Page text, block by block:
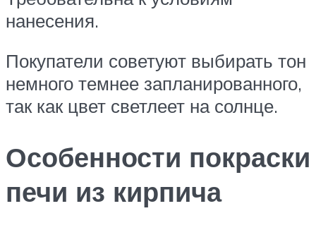
нанесения.
Покупатели советуют выбирать тон
немного темнее запланированного,
так как цвет светлеет на солнце.
Особенности покраски
печи из кирпича